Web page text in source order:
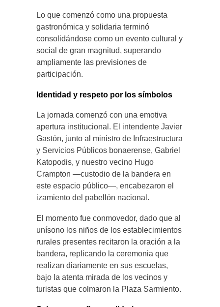
Lo que comenzó como una propuesta
gastronómica y solidaria terminó
consolidándose como un evento cultural y
social de gran magnitud, superando
ampliamente las previsiones de
participación.
Identidad y respeto por los símbolos
La jornada comenzó con una emotiva
apertura institucional. El intendente Javier
Gastón, junto al ministro de Infraestructura
y Servicios Públicos bonaerense, Gabriel
Katopodis, y nuestro vecino Hugo
Crampton —custodio de la bandera en
este espacio público—, encabezaron el
izamiento del pabellón nacional.
El momento fue conmovedor, dado que al
unísono los niños de los establecimientos
rurales presentes recitaron la oración a la
bandera, replicando la ceremonia que
realizan diariamente en sus escuelas,
bajo la atenta mirada de los vecinos y
turistas que colmaron la Plaza Sarmiento.